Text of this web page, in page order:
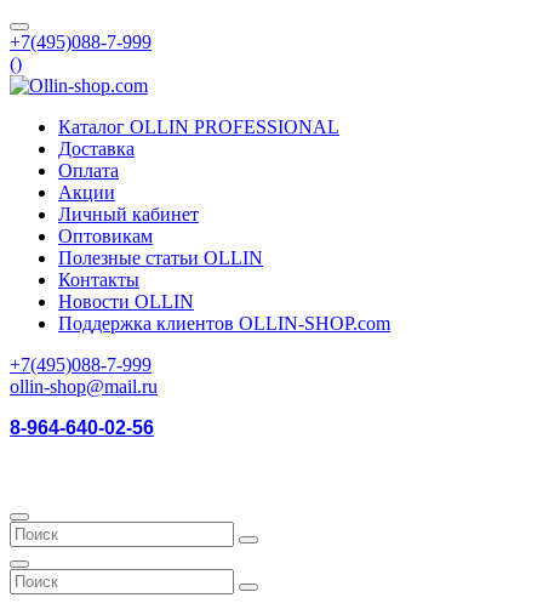
+7(495)088-7-999
()
Каталог OLLIN PROFESSIONAL
Доставка
Оплата
Акции
Личный кабинет
Оптовикам
Полезные статьи OLLIN
Контакты
Новости OLLIN
Поддержка клиентов OLLIN-SHOP.com
+7(495)088-7-999
ollin-shop@mail.ru
8-964-640-02-56